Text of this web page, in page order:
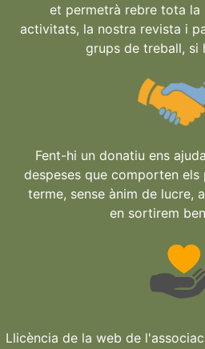
et permetrà rebre tota la
activitats, la nostra revista i
grups de treball, si
Fent-hi un donatiu ens
despeses que comporten els
terme, sense ànim de lucre,
en sortirem
Llicència de la web de